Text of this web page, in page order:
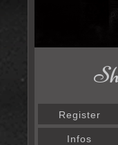
Register
Infos